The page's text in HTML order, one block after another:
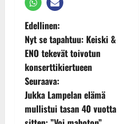
P
o
s
t
n
Edellinen:
Nyt se tapahtuu: Keiski &
ENO tekevät toivotun
konserttikiertueen
Seuraava:
Jukka Lampelan elämä
mullistui tasan 40 vuotta